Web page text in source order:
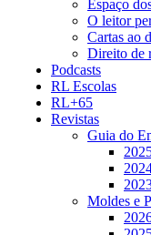
Espaço
O leitor
Cartas ao
Direito de
Podcasts
RL Escolas
RL+65
Revistas
Guia do
Moldes e